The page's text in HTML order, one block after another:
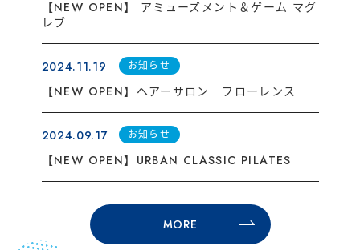
【NEW OPEN】 アミューズメント＆ゲーム マグ
レブ
2024.11.19 お知らせ
【NEW OPEN】ヘアーサロン フローレンス
2024.09.17 お知らせ
【NEW OPEN】URBAN CLASSIC PILATES
MORE